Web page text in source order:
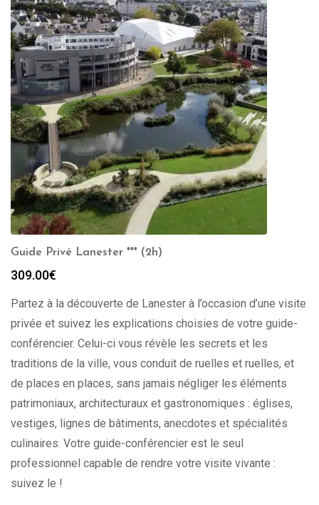
Guide Privé Lanester *** (2h)
309.00€
Partez à la découverte de Lanester à l’occasion d’une visite
privée et suivez les explications choisies de votre guide-
conférencier. Celui-ci vous révèle les secrets et les
traditions de la ville, vous conduit de ruelles et ruelles, et
de places en places, sans jamais négliger les éléments
patrimoniaux, architecturaux et gastronomiques : églises,
vestiges, lignes de bâtiments, anecdotes et spécialités
culinaires. Votre guide-conférencier est le seul
professionnel capable de rendre votre visite vivante :
suivez le !